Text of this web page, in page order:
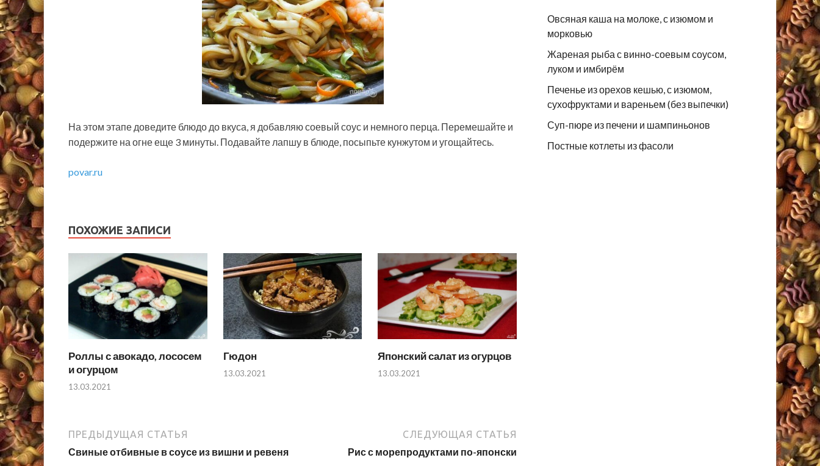
На этом этапе доведите блюдо до вкуса, я добавляю соевый соус и немного перца. Перемешайте и
подержите на огне еще 3 минуты. Подавайте лапшу в блюде, посыпьте кунжутом и угощайтесь.
povar.ru
ПОХОЖИЕ ЗАПИСИ
Роллы с авокадо, лососем
и огурцом
13.03.2021
Гюдон
13.03.2021
Японский салат из огурцов
13.03.2021
ПРЕДЫДУЩАЯ СТАТЬЯ
Свиные отбивные в соусе из вишни и ревеня
СЛЕДУЮЩАЯ СТАТЬЯ
Рис с морепродуктами по-японски
Овсяная каша на молоке, с изюмом и
морковью
Жареная рыба с винно-соевым соусом,
луком и имбирём
Печенье из орехов кешью, с изюмом,
сухофруктами и вареньем (без выпечки)
Суп-пюре из печени и шампиньонов
Постные котлеты из фасоли